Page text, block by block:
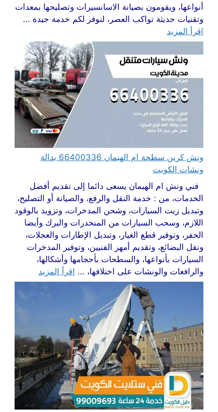
أنواعها، ويقومون بصيانة الاسانسيرات وتصليحها بمعدات
وتقنيات حديثة تواكب العصر، لنوفر لكم خدمة جيدة ...
اقرأ المزيد
ونش كرين سطحة ام الهيمان 66400336 بدالة
ونشات الكويت
فني ونش ام الهيمان يسعى دائما إلى تقديم أفضل
الخدمات، من : خدمة النقل والرفع، والصيانة أو التصليح،
وتبديل زيت السيارات، وشحن المدخرات، وتزويد بالوقود
اللازم، وسحب السيارات من المنحدرات والبرك وأيضا
الحفر، وتوفير قطع الغيار، وتبديل الإطارات والعجلات،
ونقل البضائع، وتقديم أمهر الفنيين، وتوفير المدخرات
السيارات بأنواعها، والسطحات بأحجامها وأشكالها،
والرافعات والونشات على اختلافها، ... اقرأ المزيد